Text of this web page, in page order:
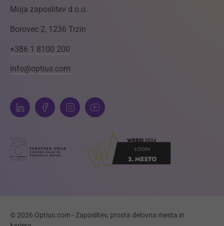
Moja zaposlitev d.o.o.
Borovec 2, 1236 Trzin
+386 1 8100 200
info@optius.com
© 2026 Optius.com - Zaposlitev, prosta delovna mesta in